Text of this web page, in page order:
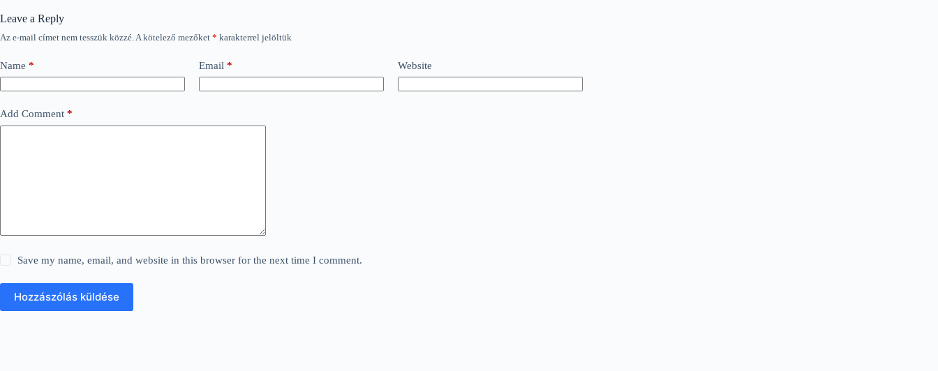
Leave a Reply
Az e-mail címet nem tesszük közzé. A kötelező mezőket * karakterrel jelöltük
Name * Email * Website
Add Comment *
Save my name, email, and website in this browser for the next time I comment.
Hozzászólás küldése